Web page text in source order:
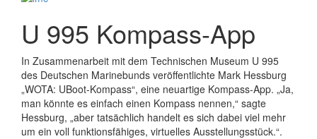
U 995 Kompass-App
In Zusammenarbeit mit dem Technischen Museum U 995
des Deutschen Marinebunds veröffentlichte Mark Hessburg
„WOTA: UBoot-Kompass“, eine neuartige Kompass-App. „Ja,
man könnte es einfach einen Kompass nennen,“ sagte
Hessburg, „aber tatsächlich handelt es sich dabei viel mehr
um ein voll funktionsfähiges, virtuelles Ausstellungsstück.“.